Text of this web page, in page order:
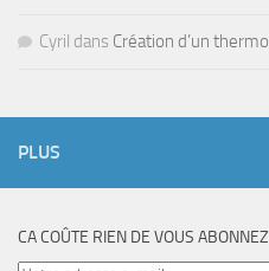
Cyril dans Création d’un
PLUS
CA COÛTE RIEN DE VOUS